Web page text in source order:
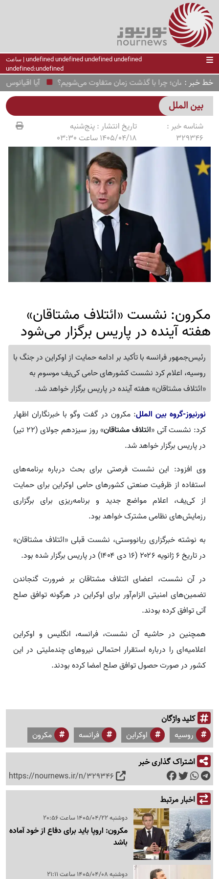
undefined undefined undefined undefined | ساعت
undefined:undefined
خط خبر آیا اقیانوس انسان؛ چرا با گذشت زمان متفاوت می‌شویم؟
بین الملل
شناسه خبر :
329346
تاریخ انتشار :پنج‌شنبه
1405/04/18 ساعت 03:30
مکرون: نشست «ائتلاف مشتاقان»
هفته آینده در پاریس برگزار می‌شود
رئیس‌جمهور فرانسه با تأکید بر ادامه حمایت از اوکراین در جنگ با
روسیه، اعلام کرد نشست کشورهای حامی کی‌یف موسوم به
«ائتلاف مشتاقان» هفته آینده در پاریس برگزار خواهد شد.
نورنیوز-گروه بین الملل: مکرون در گفت وگو با خبرنگاران اظهار
کرد: نشست آتی «ائتلاف مشتاقان
» روز سیزدهم جولای (۲۲ تیر)
در پاریس برگزار خواهد شد.
وی افزود: این نشست فرصتی برای بحث درباره برنامه‌های
استفاده از ظرفیت صنعتی کشورهای حامی اوکراین برای حمایت
از کی‌یف، اعلام مواضع جدید و برنامه‌ریزی برای برگزاری
رزمایش‌های نظامی مشترک خواهد بود.
به نوشته خبرگزاری ریانووستی، نشست قبلی «ائتلاف مشتاقان»
در تاریخ ۶ ژانویه ۲۰۲۶ (۱۶ دی ۱۴۰۴) در پاریس برگزار شده بود.
در آن نشست، اعضای ائتلاف مشتاقان بر ضرورت گنجاندن
تضمین‌های امنیتی الزام‌آور برای اوکراین در هرگونه توافق صلح
آتی توافق کرده بودند.
همچنین در حاشیه آن نشست، فرانسه، انگلیس و اوکراین
اعلامیه‌ای را درباره استقرار احتمالی نیروهای چندملیتی در این
کشور در صورت حصول توافق صلح امضا کرده بودند.
کلید واژگان
روسیه اوکراین فرانسه مکرون
اشتراک گذاری خبر
https://nournews.ir/n/329346
اخبار مرتبط
دوشنبه 1405/04/22 ساعت 20:56
مکرون: اروپا باید برای دفاع از خود آماده
باشد
دوشنبه 1405/04/08 ساعت 21:11